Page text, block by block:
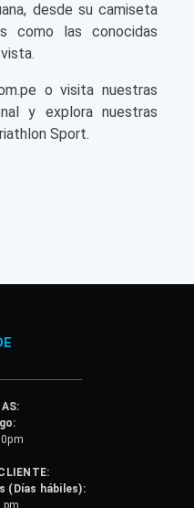
desde su camiseta
como las conocidas
o visita nuestras
y explora nuestras
Sport.
(Días hábiles):
pm